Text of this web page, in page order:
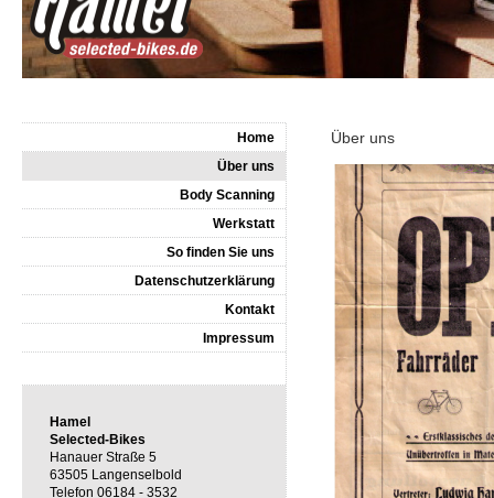
Über uns
Home
Über uns
Body Scanning
Werkstatt
So finden Sie uns
Datenschutzerklärung
Kontakt
Impressum
Hamel
Selected-Bikes
Hanauer Straße 5
63505 Langenselbold
Telefon 06184 - 3532